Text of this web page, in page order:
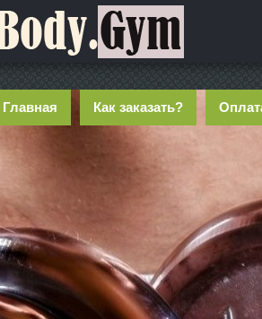
Главная Как заказать?